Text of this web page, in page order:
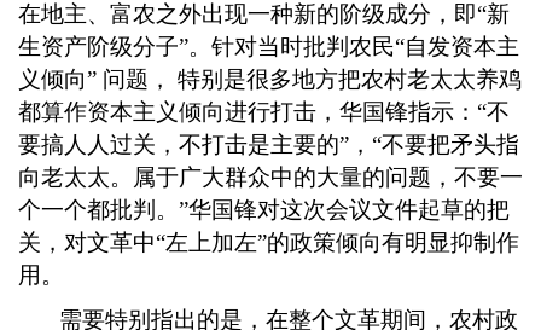
在地主、富农之外出现一种新的阶级成分，即“新
生资产阶级分子”。针对当时批判农民“自发资本主
义倾向” 问题， 特别是很多地方把农村老太太养鸡
都算作资本主义倾向进行打击，华国锋指示：“不
要搞人人过关，不打击是主要的”，“不要把矛头指
向老太太。属于广大群众中的大量的问题，不要一
个一个都批判。”华国锋对这次会议文件起草的把
关，对文革中“左上加左”的政策倾向有明显抑制作
用。
需要特别指出的是，在整个文革期间，农村政